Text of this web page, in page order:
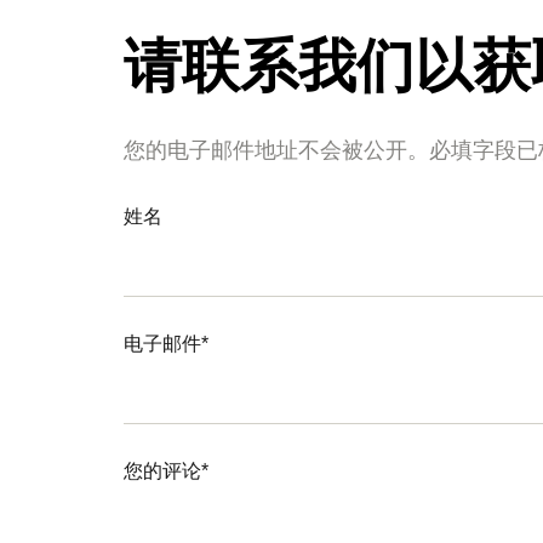
请联系我们以
您的电子邮件地址不会被公开。必填字段
姓名
电子邮件*
您的评论*